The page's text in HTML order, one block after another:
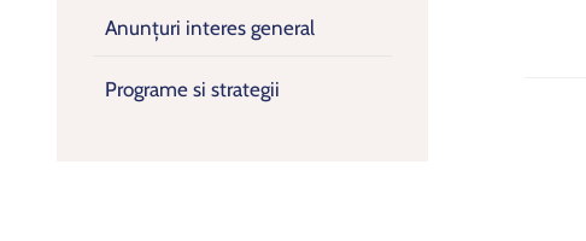
Anunțuri interes general
Programe si strategii